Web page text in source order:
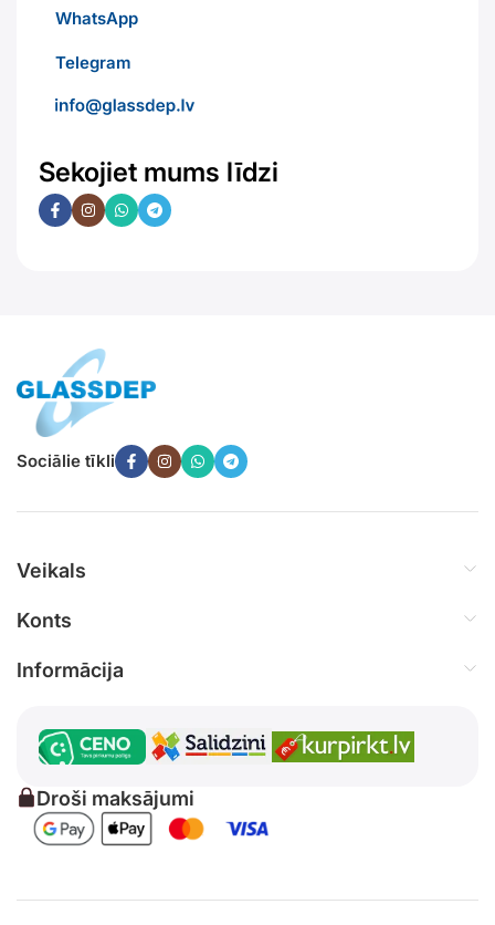
WhatsApp
Telegram
Sekojiet mums līdzi
Sociālie tīkli
Veikals
Konts
Informācija
Droši maksājumi